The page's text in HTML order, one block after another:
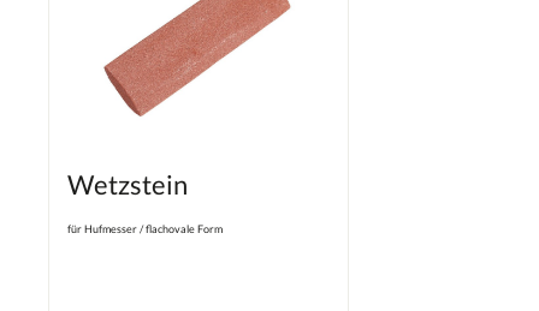
Wetzstein
für Hufmesser / flachovale Form